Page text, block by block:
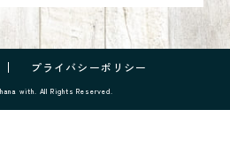
プライバシーポリシー
with. All Rights Reserved.